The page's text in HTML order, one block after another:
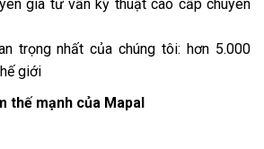
gia tư vấn kỹ thuật cao cấp chuyên
trọng nhất của chúng tôi: hơn 5.000
giới
thế mạnh của Mapal